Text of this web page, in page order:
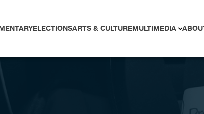
ELECTIONSARTS & CULTUREMULTIMEDIA